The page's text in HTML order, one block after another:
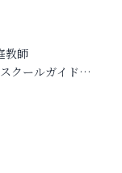
教師
クールガイド…